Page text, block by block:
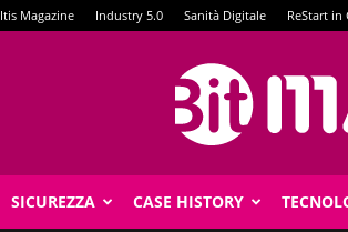
Itis Magazine Industry 5.0 Sanità Digitale ReStart in
SICUREZZA CASE HISTORY